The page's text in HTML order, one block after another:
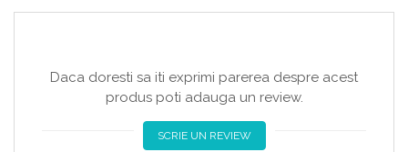
Daca doresti sa iti exprimi parerea despre acest
produs poti adauga un review.
SCRIE UN REVIEW